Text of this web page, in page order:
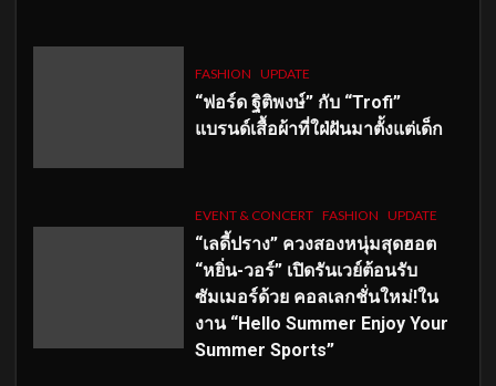
FASHION UPDATE
“ฟอร์ด ฐิติพงษ์” กับ “Trofi”
แบรนด์เสื้อผ้าที่ใฝ่ฝันมาตั้งแต่เด็ก
EVENT & CONCERT FASHION UPDATE
“เลดี้ปราง” ควงสองหนุ่มสุดฮอต
“หยิ่น-วอร์” เปิดรันเวย์ต้อนรับ
ซัมเมอร์ด้วย คอลเลกชั่นใหม่!ใน
งาน “Hello Summer Enjoy Your
Summer Sports”